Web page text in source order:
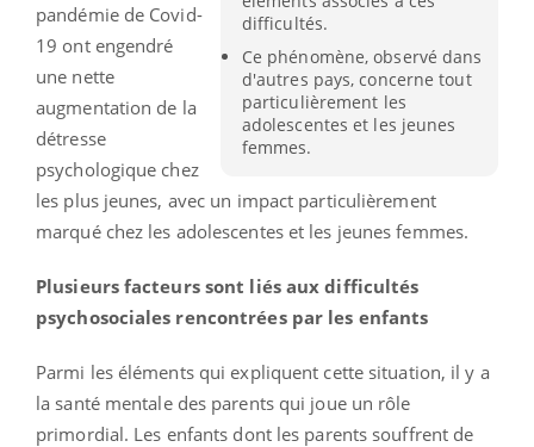
difficultés.
Ce phénomène, observé dans
d'autres pays, concerne tout
particulièrement les
adolescentes et les jeunes
femmes.
pandémie de Covid-
19 ont engendré
une nette
augmentation de la
détresse
psychologique chez
les plus jeunes, avec un impact particulièrement
marqué chez les adolescentes et les jeunes femmes.
Plusieurs facteurs sont liés aux difficultés
psychosociales rencontrées par les enfants
Parmi les éléments qui expliquent cette situation, il y a
la santé mentale des parents qui joue un rôle
primordial. Les enfants dont les parents souffrent de